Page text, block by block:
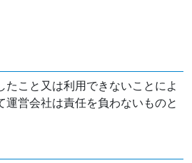
たこと又は利用できないことによ
運営会社は責任を負わないものと